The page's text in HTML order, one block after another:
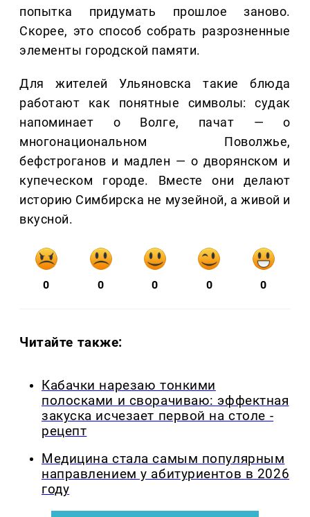
попытка придумать прошлое заново.
Скорее, это способ собрать разрозненные
элементы городской памяти.
Для жителей Ульяновска такие блюда
работают как понятные символы: судак
напоминает о Волге, пачат — о
многонациональном Поволжье,
бефстроганов и мадлен — о дворянском и
купеческом городе. Вместе они делают
историю Симбирска не музейной, а живой и
вкусной.
0 0 0 0 0
Читайте также:
Кабачки нарезаю тонкими
полосками и сворачиваю: эффектная
закуска исчезает первой на столе -
рецепт
Медицина стала самым популярным
направлением у абитуриентов в 2026
году